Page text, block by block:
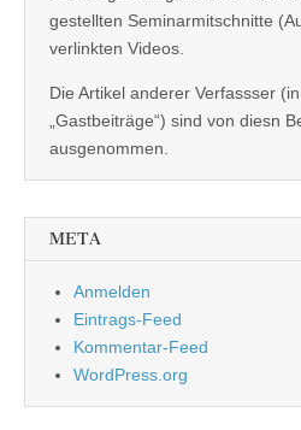
gestellten Seminarmitschnitte
verlinkten Videos.
Die Artikel anderer Verfassser
„Gastbeiträge“) sind von diesn
ausgenommen.
META
Anmelden
Eintrags-Feed
Kommentar-Feed
WordPress.org